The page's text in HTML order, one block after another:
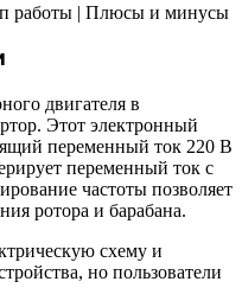
работы | Плюсы и минусы
двигателя в
Этот электронный
переменный ток 220 В
переменный ток с
частоты позволяет
ротора и барабана.
схему и
но пользователи